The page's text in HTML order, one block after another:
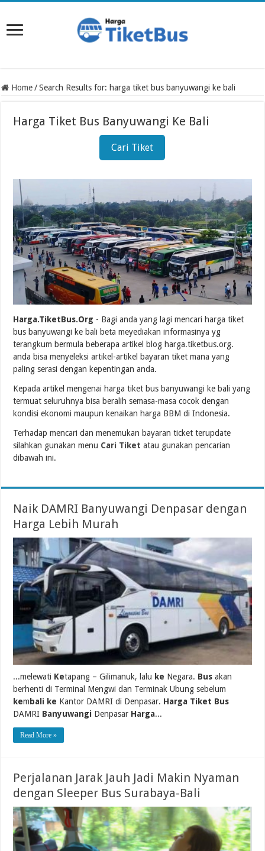
Home / Search Results for: harga tiket bus banyuwangi ke bali
Harga Tiket Bus Banyuwangi Ke Bali
Cari Tiket
Harga.TiketBus.Org - Bagi anda yang lagi mencari harga tiket
bus banyuwangi ke bali beta meyediakan informasinya yg
terangkum bermula beberapa artikel blog harga.tiketbus.org.
anda bisa menyeleksi artikel-artikel bayaran tiket mana yang
paling serasi dengan kepentingan anda.
Kepada artikel mengenai harga tiket bus banyuwangi ke bali yang
termuat seluruhnya bisa beralih semasa-masa cocok dengan
kondisi ekonomi maupun kenaikan harga BBM di Indonesia.
Terhadap mencari dan menemukan bayaran ticket terupdate
silahkan gunakan menu Cari Tiket atau gunakan pencarian
dibawah ini.
Naik DAMRI Banyuwangi Denpasar dengan
Harga Lebih Murah
...melewati Ketapang – Gilimanuk, lalu ke Negara. Bus akan
berhenti di Terminal Mengwi dan Terminak Ubung sebelum
kem bali ke Kantor DAMRI di Denpasar. Harga Tiket Bus
DAMRI Banyuwangi Denpasar Harga...
Read More »
Perjalanan Jarak Jauh Jadi Makin Nyaman
dengan Sleeper Bus Surabaya-Bali